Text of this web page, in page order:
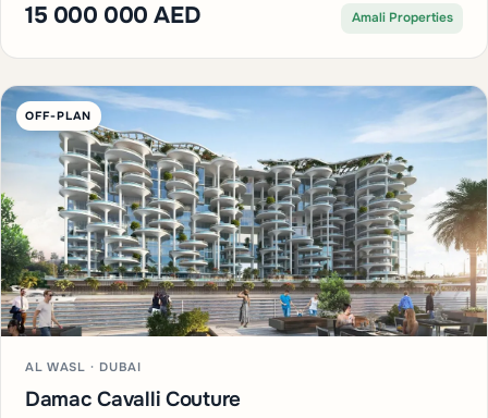
15 000 000 AED Amali Properties
OFF-PLAN
AL WASL · DUBAI
Damac Cavalli Couture